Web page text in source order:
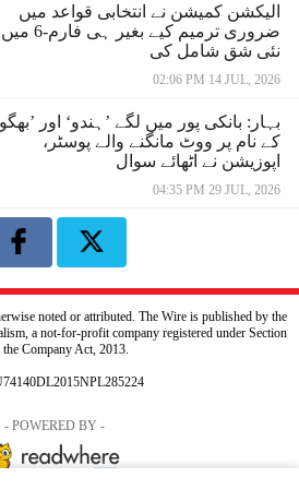
الیکشن کمیشن نے انتخابی قواعد میں
ضروری ترمیم کیے بغیر ہی فارم-6 میں
نئی شق شامل کی
02:06 PM 14 JUL, 2026
بہار: بانکی پور میں لگے ’ہندو‘ اور
کے نام پر ووٹ مانگنے والے پوسٹر،
اپوزیشن نے اٹھائے سوال
04:35 PM 29 JUL, 2026
noted or attributed. The Wire is published by the
a not-for-profit company registered under Section
Company Act, 2013.
- POWERED BY -